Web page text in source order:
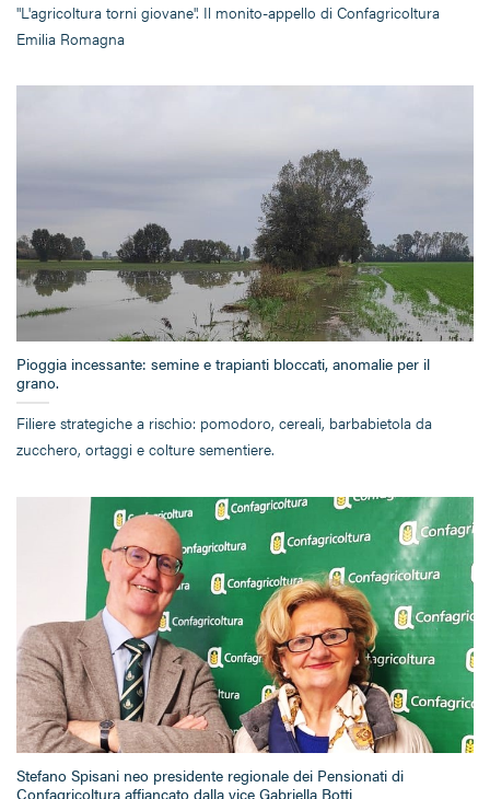
"L'agricoltura torni giovane". Il monito-appello di Confagricoltura
Emilia Romagna
Pioggia incessante: semine e trapianti bloccati, anomalie per il
grano.
Filiere strategiche a rischio: pomodoro, cereali, barbabietola da
zucchero, ortaggi e colture sementiere.
Stefano Spisani neo presidente regionale dei Pensionati di
Confagricoltura affiancato dalla vice Gabriella Botti